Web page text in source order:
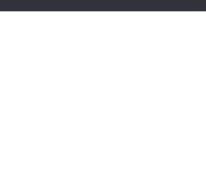
Zobacz także